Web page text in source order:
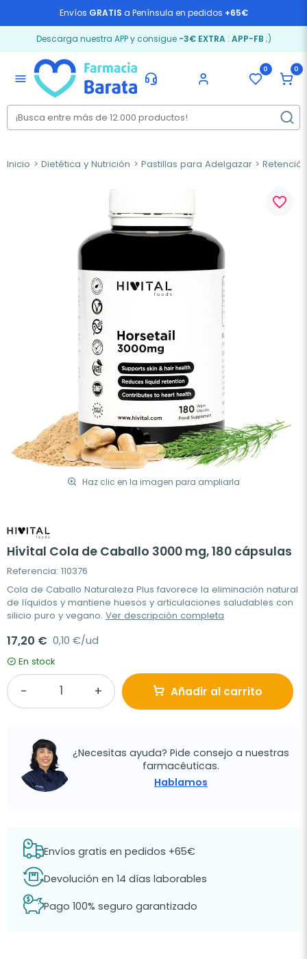
Envíos GRATIS a Península en pedidos +65€
Descarga nuestra APP y consigue -3€ EXTRA: APP-FB ;)
menu
0 0
Inicio Dietética y Nutrición Pastillas para Adelgazar
Haz clic en la imagen para ampliarla
favorite_border
Hivital Cola de Caballo 3000 mg, 180 cápsulas
Referencia: 110376
Cola de Caballo Naturaleza Plus favorece la eliminación natural
de líquidos y mantiene huesos y articulaciones saludables con
silicio puro y vegano. Ver descripción completa
17,20 € 0,10 €/ud
En stock
Añadir al carrito
¿Necesitas ayuda? Pide consejo a nuestras
farmacéuticas.
Hablamos
Envíos gratis en pedidos +65€
Devolución en 14 días laborables
Pago 100% seguro garantizado